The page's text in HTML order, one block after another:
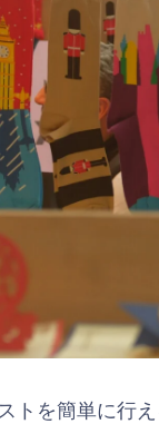
トを簡単に行